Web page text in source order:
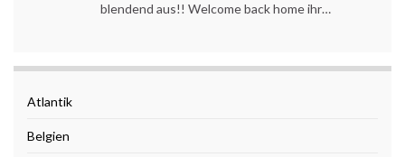
blendend aus!! Welcome back home ihr…
Atlantik
Belgien